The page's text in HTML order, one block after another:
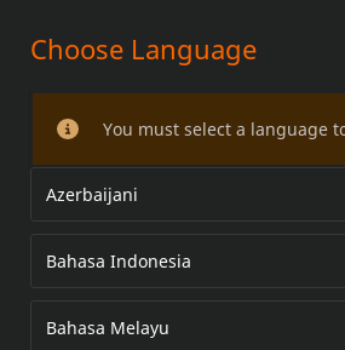
ADVERSARY SPIEGEL
Choose Language
You must select a language
Azerbaijani
Bahasa Indonesia
Bahasa Melayu